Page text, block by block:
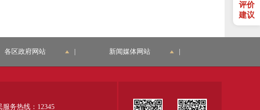
评价
建议
各区政府网站 新闻媒体网站
服务热线：12345